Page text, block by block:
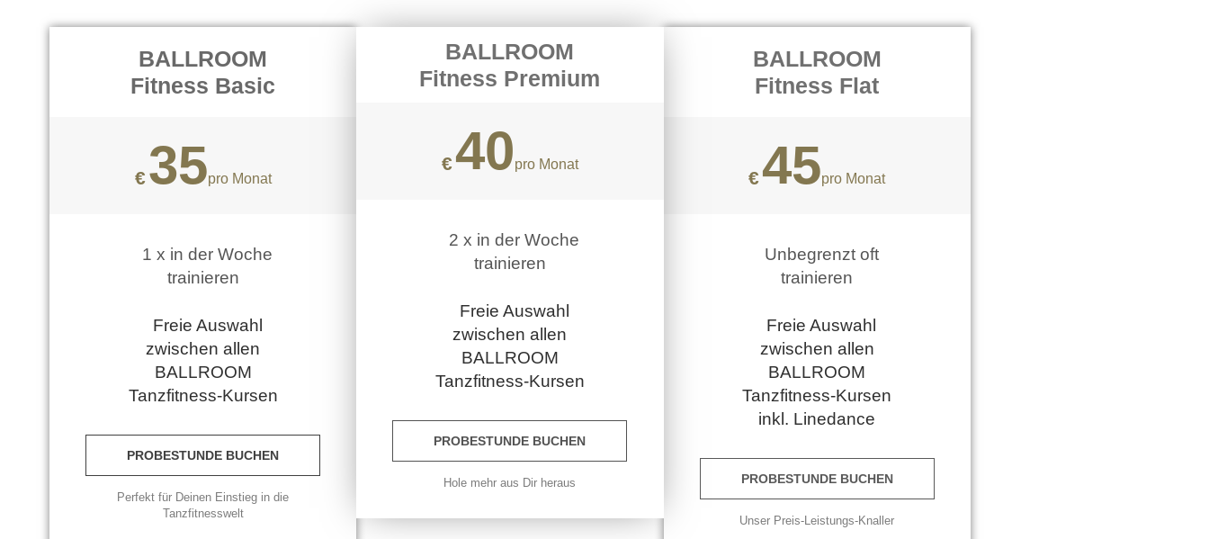
BALLROOM
Fitness Basic
€35pro Monat
1 x in der Woche
trainieren
Freie Auswahl
zwischen allen
BALLROOM
Tanzfitness-Kursen
PROBESTUNDE BUCHEN
Perfekt für Deinen Einstieg in die
Tanzfitnesswelt
BALLROOM
Fitness Premium
€40pro Monat
2 x in der Woche
trainieren
Freie Auswahl
zwischen allen
BALLROOM
Tanzfitness-Kursen
PROBESTUNDE BUCHEN
Hole mehr aus Dir heraus
BALLROOM
Fitness Flat
€45pro Monat
Unbegrenzt oft
trainieren
Freie Auswahl
zwischen allen
BALLROOM
Tanzfitness-Kursen
inkl. Linedance
PROBESTUNDE BUCHEN
Unser Preis-Leistungs-Knaller